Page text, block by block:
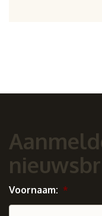
Voornaam: *